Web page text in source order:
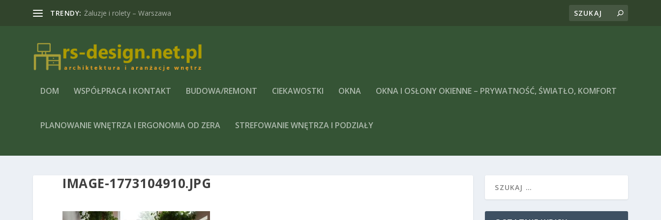
TRENDY: Żaluzje i rolety – Warszawa
DOM WSPÓŁPRACA I KONTAKT BUDOWA/REMONT CIEKAWOSTKI OKNA OKNA I OSŁONY OKIENNE – PRYWATNOŚĆ, ŚWIATŁO, KOMFORT
PLANOWANIE WNĘTRZA I ERGONOMIA OD ZERA STREFOWANIE WNĘTRZA I PODZIAŁY
IMAGE-1773104910.JPG